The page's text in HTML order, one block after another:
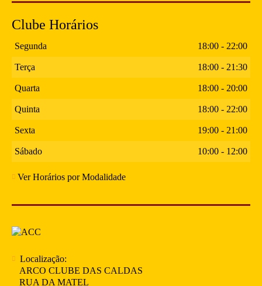
Clube Horários
Segunda 18:00 - 22:00
Terça 18:00 - 21:30
Quarta 18:00 - 20:00
Quinta 18:00 - 22:00
Sexta 19:00 - 21:00
Sábado 10:00 - 12:00
Ver Horários por Modalidade
Localização:
ARCO CLUBE DAS CALDAS
RUA DA MATEL